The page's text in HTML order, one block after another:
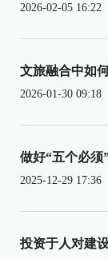
2026-02-05 16:22
文旅融合中如
2026-01-30 09:18
做好“五个必须
2025-12-29 17:36
投资于人对建